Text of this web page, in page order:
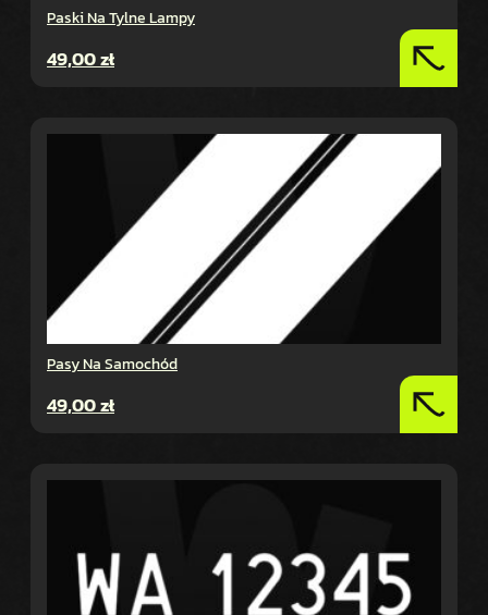
Paski Na Tylne Lampy
49,00zł
Pasy Na Samochód
49,00zł